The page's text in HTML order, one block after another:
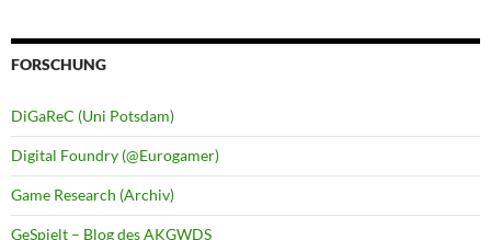
FORSCHUNG
DiGaReC (Uni Potsdam)
Digital Foundry (@Eurogamer)
Game Research (Archiv)
GeSpielt – Blog des AKGWDS